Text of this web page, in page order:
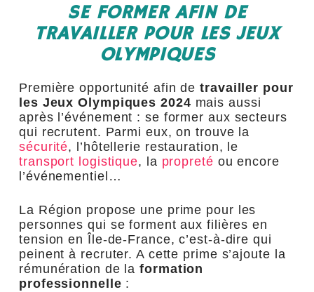
SE FORMER AFIN DE
TRAVAILLER POUR LES JEUX
OLYMPIQUES
Première opportunité afin detravailler pour
les Jeux Olympiques 2024 mais aussi
après l’événement : se former aux secteurs
qui recrutent. Parmi eux, on trouve la
sécurité, l’hôtellerie restauration, le
transport logistique, la propreté ou encore
l’événementiel…
La Région propose une prime pour les
personnes qui se forment aux filières en
tension en Île-de-France, c’est-à-dire qui
peinent à recruter. A cette prime s’ajoute la
rémunération de laformation
professionnelle :